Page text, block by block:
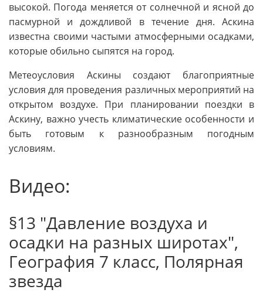
высокой. Погода меняется от солнечной и ясной до
пасмурной и дождливой в течение дня. Аскина
известна своими частыми атмосферными осадками,
которые обильно сыпятся на город.
Метеоусловия Аскины создают благоприятные
условия для проведения различных мероприятий на
открытом воздухе. При планировании поездки в
Аскину, важно учесть климатические особенности и
быть готовым к разнообразным погодным
условиям.
Видео:
§13 "Давление воздуха и
осадки на разных широтах",
География 7 класс, Полярная
звезда